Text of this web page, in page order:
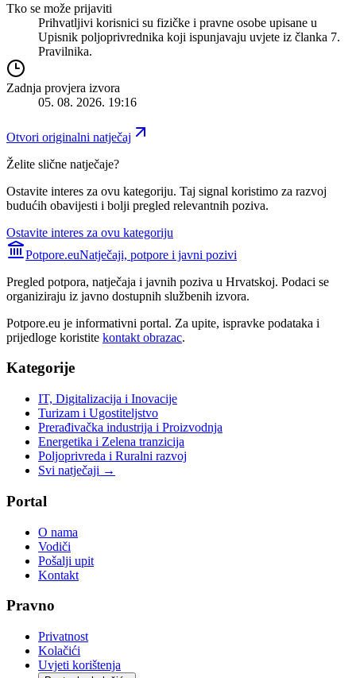
Tko se može prijaviti
Prihvatljivi korisnici su fizičke i pravne osobe upisane u
Upisnik poljoprivrednika koji ispunjavaju uvjete iz članka 7.
Pravilnika.
Zadnja provjera izvora
05. 08. 2026. 19:16
Otvori originalni natječaj
Želite slične natječaje?
Ostavite interes za ovu kategoriju. Taj signal koristimo za razvoj
budućih obavijesti i bolji pregled relevantnih poziva.
Ostavite interes za ovu kategoriju
Potpore.euNatječaji, potpore i javni pozivi
Pregled potpora, natječaja i javnih poziva u Hrvatskoj. Podaci se
organiziraju iz javno dostupnih službenih izvora.
Potpore.eu je informativni portal. Za upite, ispravke podataka i
prijedloge koristite kontakt obrazac.
Kategorije
IT, Digitalizacija i Inovacije
Turizam i Ugostiteljstvo
Prerađivačka industrija i Proizvodnja
Energetika i Zelena tranzicija
Poljoprivreda i Ruralni razvoj
Svi natječaji →
Portal
O nama
Vodiči
Pošalji upit
Kontakt
Pravno
Privatnost
Kolačići
Uvjeti korištenja